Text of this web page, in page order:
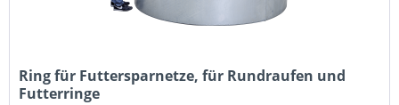
Ring für Futtersparnetze, für Rundraufen und
Futterringe